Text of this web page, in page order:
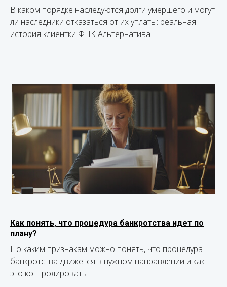
В каком порядке наследуются долги умершего и могут
ли наследники отказаться от их уплаты: реальная
история клиентки ФПК Альтернатива
Как понять, что процедура банкротства идет по
плану?
По каким признакам можно понять, что процедура
банкротства движется в нужном направлении и как
это контролировать